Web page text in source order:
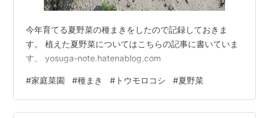
今年育てる夏野菜の種まきをしたので記録しておきま
す。 植えた夏野菜についてはこちらの記事に書いていま
す。 yosuga-note.hatenablog.com
#家庭菜園 #種まき # トウモロコシ #夏野菜